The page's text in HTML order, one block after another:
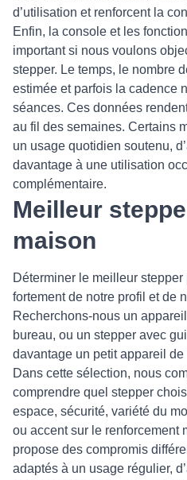
d’utilisation et renforcent la
Enfin, la console et les
important si nous voulons
stepper. Le temps, le nombre
estimée et parfois la cadence
séances. Ces données
au fil des semaines. Certains
un usage quotidien soutenu,
davantage à une utilisation
complémentaire.
Meilleur
maison
Déterminer le meilleur
fortement de notre profil et de
Recherchons‑nous un
bureau, ou un stepper avec
davantage un petit appareil
Dans cette sélection, nous
comprendre quel stepper
espace, sécurité, variété du
ou accent sur le renforcement
propose des compromis
adaptés à un usage régulier,